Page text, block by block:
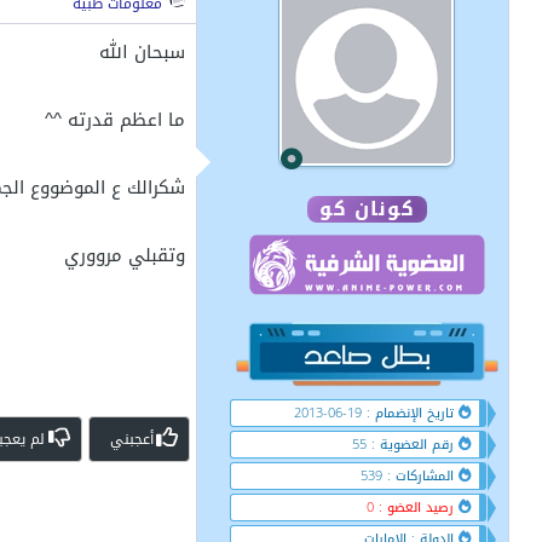
كونان كو
تاريخ الإنضمام : 19-06-2013
رقم العضوية : 55
المشاركات : 539
رصيد العضو : 0
سبحان الله
ما اعظم قدرته ^^
شكرالك ع الموضووع
وتقبلي مرووري
أعجبني لم